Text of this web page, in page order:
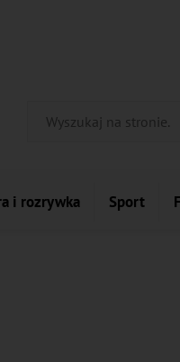
i rozrywka Sport